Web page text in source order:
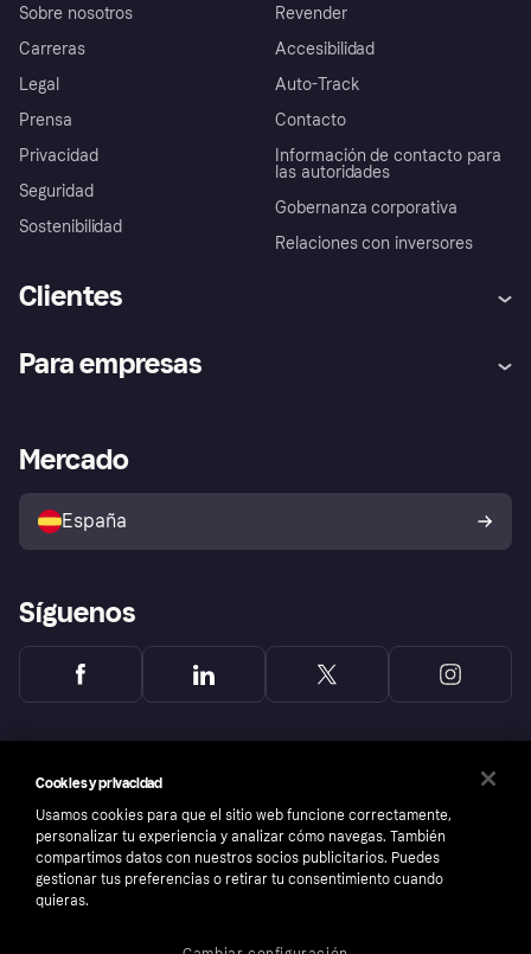
Sobre nosotros
Carreras
Legal
Prensa
Privacidad
Seguridad
Sostenibilidad
Revender
Accesibilidad
Auto-Track
Contacto
Información de contacto para
las autoridades
Gobernanza corporativa
Relaciones con inversores
Clientes
Inicio de sesión
Directorio de tiendas
Política de protección al
comprador de Klarna
Reclamaciones
Para empresas
Acceso empresas
Mercado
España
Síguenos
Cookies y privacidad
Usamos cookies para que el sitio web funcione correctamente,
personalizar tu experiencia y analizar cómo navegas. También
compartimos datos con nuestros socios publicitarios. Puedes
gestionar tus preferencias o retirar tu consentimiento cuando
quieras.